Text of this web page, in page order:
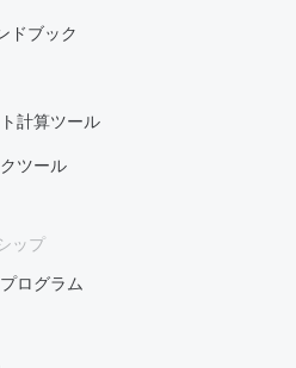
ドブック
計算ツール
ツール
ップ
ログラム